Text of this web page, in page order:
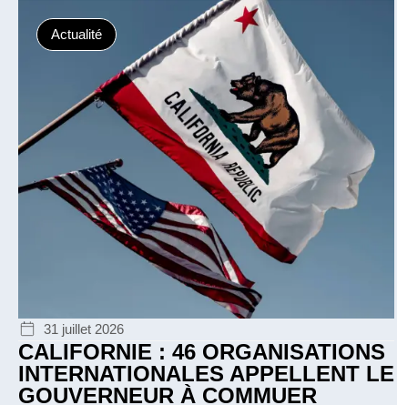
Actualité
31 juillet 2026
CALIFORNIE : 46 ORGANISATIONS
INTERNATIONALES APPELLENT LE
GOUVERNEUR À COMMUER